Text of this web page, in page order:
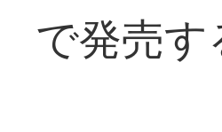
で発売す